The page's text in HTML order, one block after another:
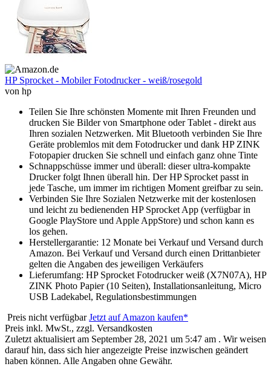
HP Sprocket - Mobiler Fotodrucker - weiß/rosegold
von hp
Teilen Sie Ihre schönsten Momente mit Ihren Freunden und
drucken Sie Bilder von Smartphone oder Tablet - direkt aus
Ihren sozialen Netzwerken. Mit Bluetooth verbinden Sie Ihre
Geräte problemlos mit dem Fotodrucker und dank HP ZINK
Fotopapier drucken Sie schnell und einfach ganz ohne Tinte
Schnappschüsse immer und überall: dieser ultra-kompakte
Drucker folgt Ihnen überall hin. Der HP Sprocket passt in
jede Tasche, um immer im richtigen Moment greifbar zu sein.
Verbinden Sie Ihre Sozialen Netzwerke mit der kostenlosen
und leicht zu bedienenden HP Sprocket App (verfügbar in
Google PlayStore und Apple AppStore) und schon kann es
los gehen.
Herstellergarantie: 12 Monate bei Verkauf und Versand durch
Amazon. Bei Verkauf und Versand durch einen Drittanbieter
gelten die Angaben des jeweiligen Verkäufers
Lieferumfang: HP Sprocket Fotodrucker weiß (X7N07A), HP
ZINK Photo Papier (10 Seiten), Installationsanleitung, Micro
USB Ladekabel, Regulationsbestimmungen
Preis nicht verfügbar Jetzt auf Amazon kaufen*
Preis inkl. MwSt., zzgl. Versandkosten
Zuletzt aktualisiert am September 28, 2021 um 5:47 am . Wir weisen
darauf hin, dass sich hier angezeigte Preise inzwischen geändert
haben können. Alle Angaben ohne Gewähr.